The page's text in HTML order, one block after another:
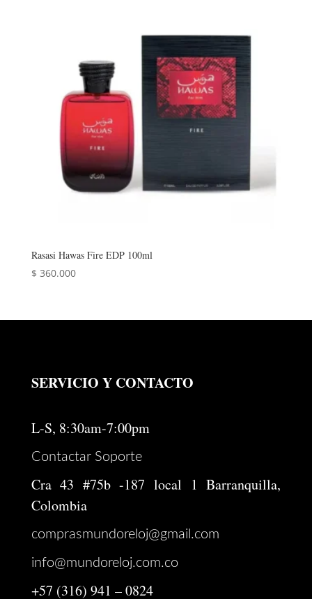
Rasasi Hawas Fire EDP 100ml
$ 360.000
SERVICIO Y CONTACTO
L-S, 8:30am-7:00pm
Contactar Soporte
Cra 43 #75b -187 local 1 Barranquilla,
Colombia
comprasmundoreloj@gmail.com
info@mundoreloj.com.co
+57 (316) 941 – 0824